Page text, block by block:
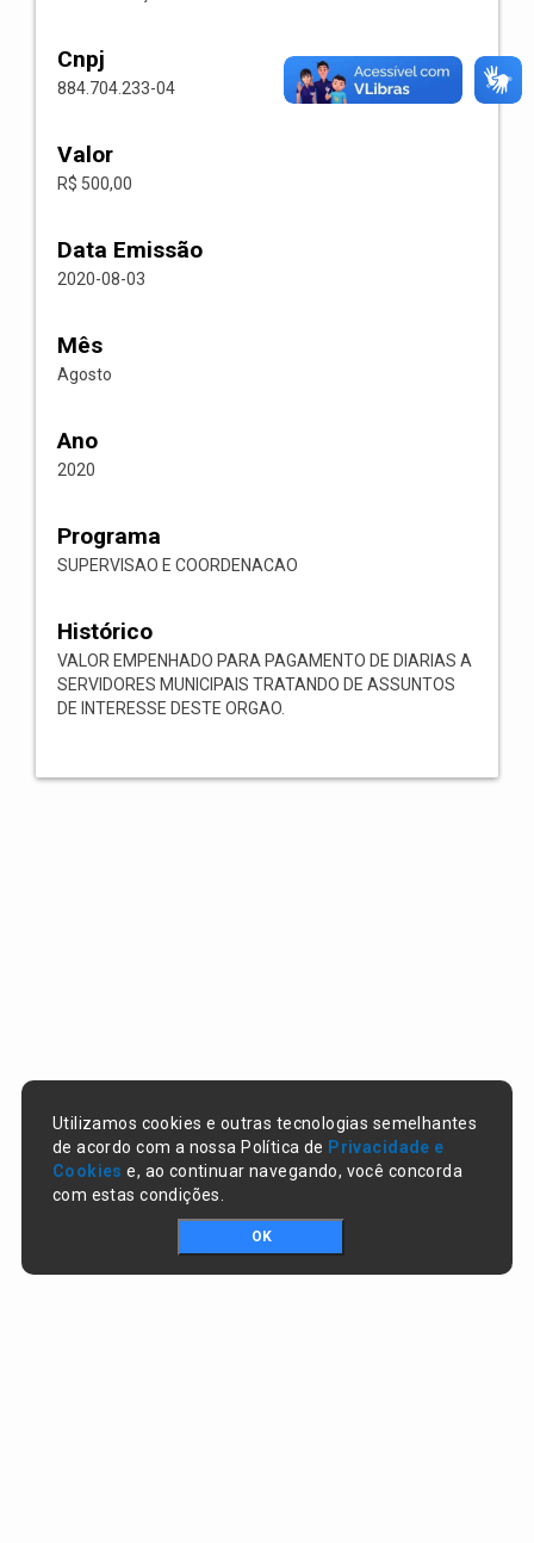
Cnpj
884.704.233-04
Valor
R$ 500,00
Data Emissão
2020-08-03
Mês
Agosto
Ano
2020
Programa
SUPERVISAO E COORDENACAO
Histórico
VALOR EMPENHADO PARA PAGAMENTO DE DIARIAS A
SERVIDORES MUNICIPAIS TRATANDO DE ASSUNTOS
DE INTERESSE DESTE ORGAO.
Utilizamos cookies e outras tecnologias semelhantes
de acordo com a nossa Política de Privacidade e
Cookies e, ao continuar navegando, você concorda
com estas condições.
OK